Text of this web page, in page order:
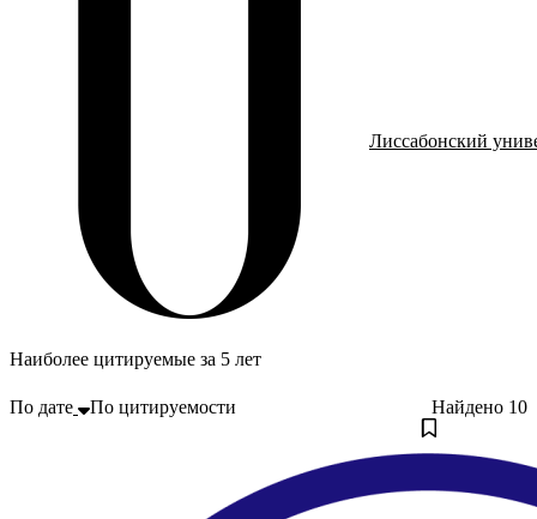
Лиссабонский
Наиболее цитируемые за 5 лет
Найдено 10
По дате По цитируемости